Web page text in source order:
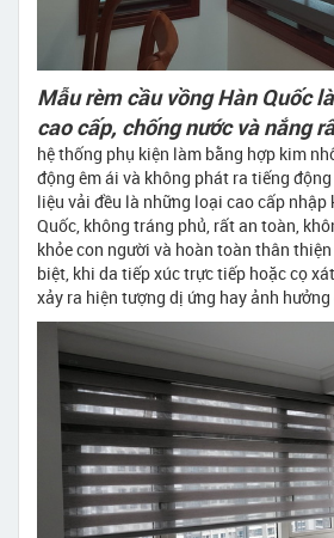
Mẫu rèm cầu vồng Hàn Quốc
cao cấp, chống nước và nắng
hệ thống phụ kiện làm bằng hợp kim
động êm ái và không phát ra tiếng
liệu vải đều là những loại cao cấp nhập
Quốc, không tráng phủ, rất an toàn,
khỏe con người và hoàn toàn thân
biệt, khi da tiếp xúc trực tiếp hoặc cọ
xảy ra hiện tượng dị ứng hay ảnh